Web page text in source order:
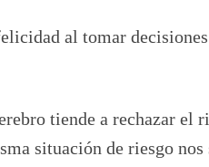
al tomar
tiende a rechazar el
situación de riesgo